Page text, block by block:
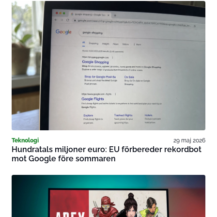
Teknologi 29 maj 2026
Hundratals miljoner euro: EU förbereder rekordbot
mot Google före sommaren